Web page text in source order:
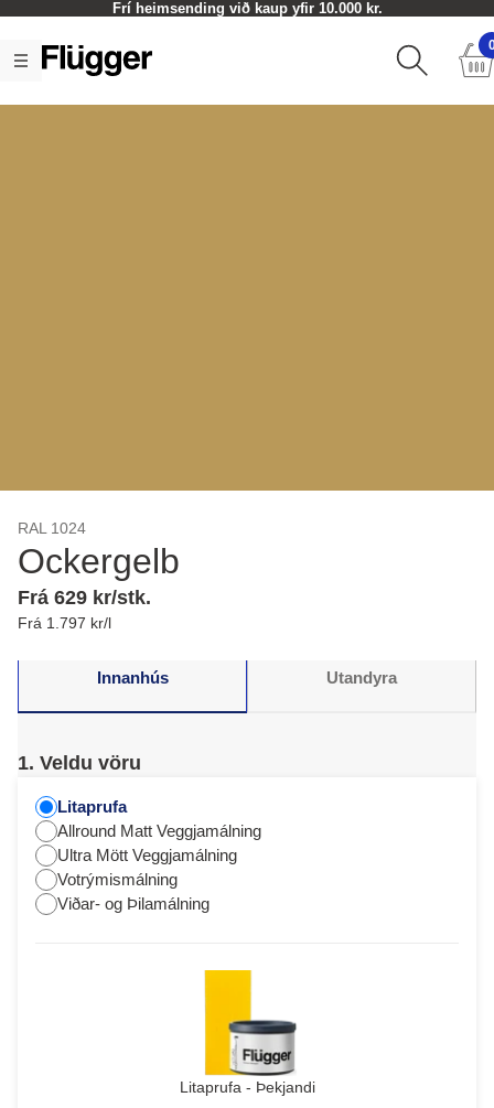
Frí heimsending við kaup yfir 10.000 kr.
RAL 1024
Ockergelb
Frá 629 kr/stk.
Frá 1.797 kr/l
Innanhús Utandyra
1. Veldu vöru
Litaprufa
Allround Matt Veggjamálning
Ultra Mött Veggjamálning
Votrýmismálning
Viðar- og Þilamálning
Litaprufa - Þekjandi